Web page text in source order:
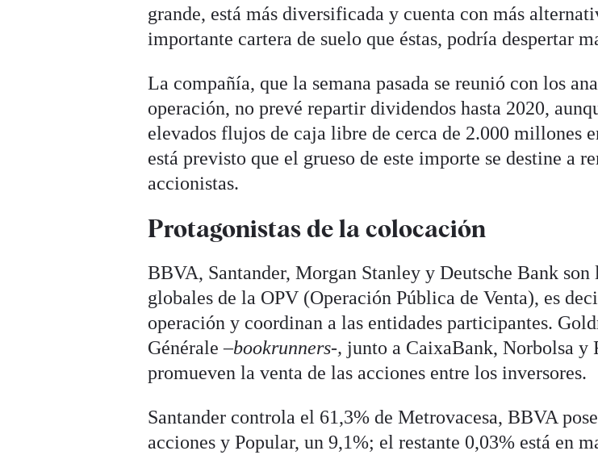
grande, está más diversificada y cuenta con más
importante cartera de suelo que éstas, podría despertar
La compañía, que la semana pasada se reunió con los
operación, no prevé repartir dividendos hasta 2020,
elevados flujos de caja libre de cerca de 2.000 millones
está previsto que el grueso de este importe se destine a
accionistas.
Protagonistas de la colocación
BBVA, Santander, Morgan Stanley y Deutsche Bank son
globales de la OPV (Operación Pública de Venta), es
operación y coordinan a las entidades participantes.
Générale –bookrunners-, junto a CaixaBank, Norbolsa y
promueven la venta de las acciones entre los inversores.
Santander controla el 61,3% de Metrovacesa, BBVA
acciones y Popular, un 9,1%; el restante 0,03% está en